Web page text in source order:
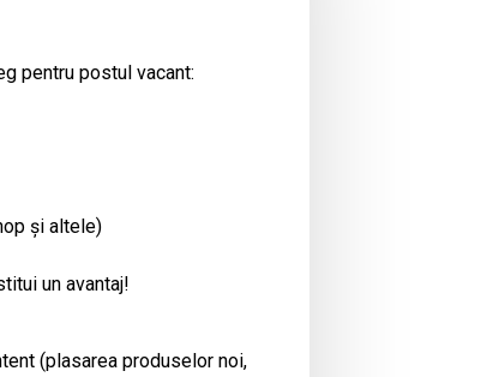
pentru postul vacant:
și altele)
un avantaj!
(plasarea produselor noi,